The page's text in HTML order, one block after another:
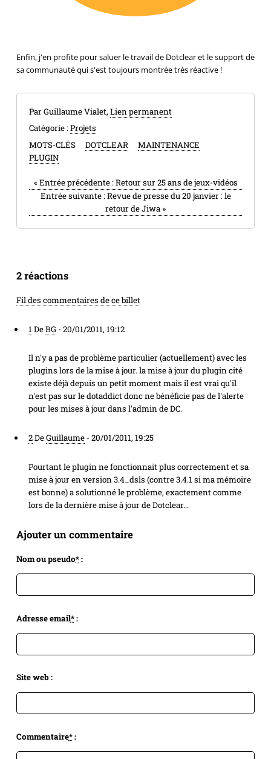
Enfin, j'en profite pour saluer le travail de Dotclear et le support de
sa communauté qui s'est toujours montrée très réactive !
Par Guillaume Vialet, Lien permanent
Catégorie :Projets
MOTS-CLÉS
DOTCLEAR
MAINTENANCE
PLUGIN
«Entrée précédente :Retour sur 25 ans de jeux-vidéos
Entrée suivante :Revue de presse du 20 janvier : le
retour de Jiwa »
2 réactions
Fil des commentaires de ce billet
1 DeBG -20/01/2011, 19:12
Il n'y a pas de problème particulier (actuellement) avec les
plugins lors de la mise à jour. la mise à jour du plugin cité
existe déjà depuis un petit moment mais il est vrai qu'il
n'est pas sur le dotaddict donc ne bénéficie pas de l'alerte
pour les mises à jour dans l'admin de DC.
2DeGuillaume-20/01/2011, 19:25
Pourtant le plugin ne fonctionnait plus correctement et sa
mise à jour en version 3.4_dsls (contre 3.4.1 si ma mémoire
est bonne) a solutionné le problème, exactement comme
lors de la dernière mise à jour de Dotclear...
Ajouter un commentaire
Nom ou pseudo*:
Adresse email*:
Site web :
Commentaire*: